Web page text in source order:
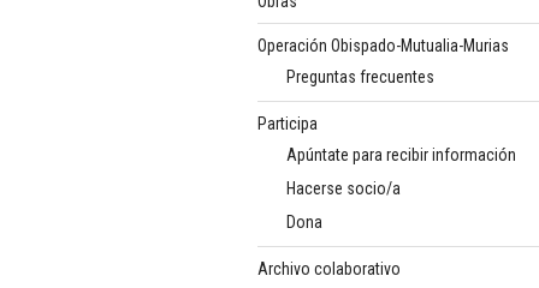
Operación Obispado-Mutualia-Murias
Preguntas frecuentes
Participa
Apúntate para recibir información
Hacerse socio/a
Dona
Archivo colaborativo